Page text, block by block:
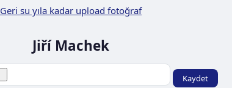
Geri su yıla kadar upload fotoğraf
Jiří Machek